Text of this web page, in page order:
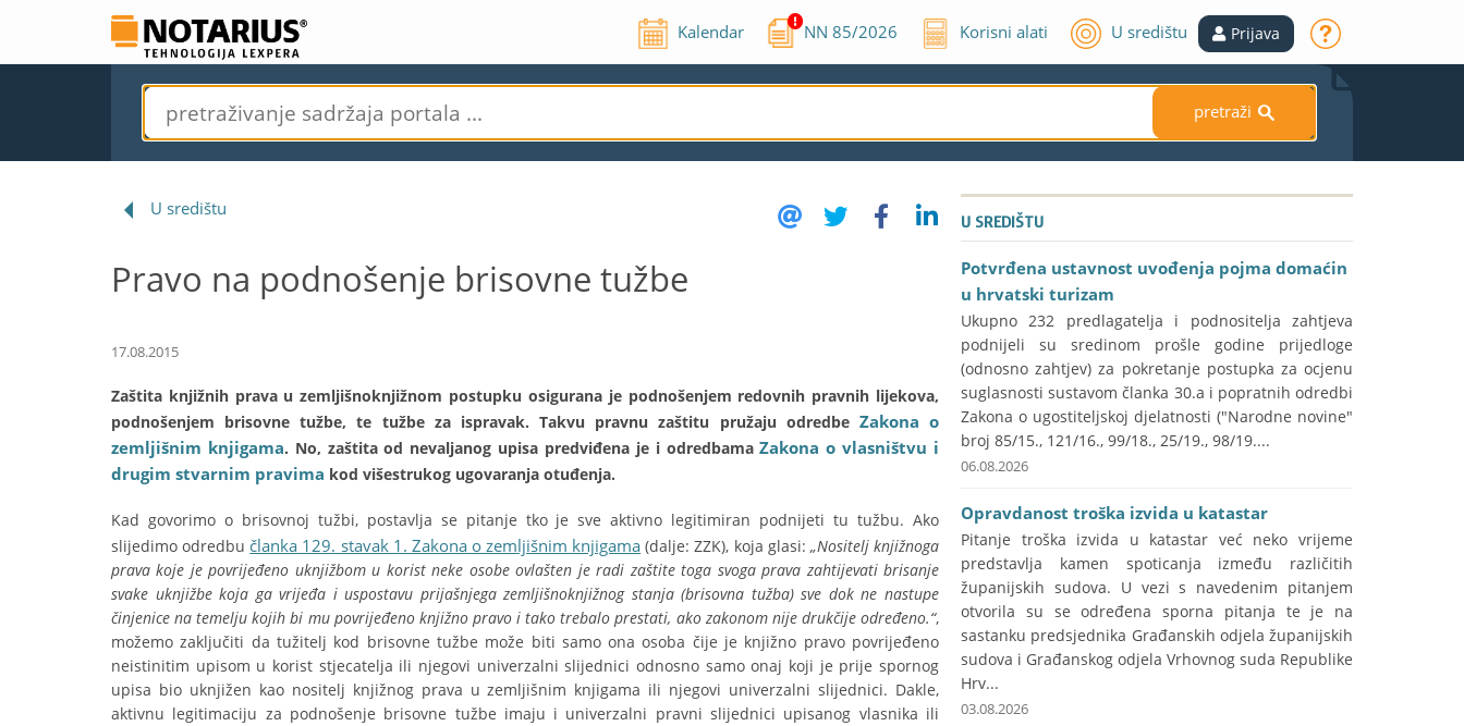
Kalendar NN85/2026 Korisni alati U središtu Prijava
pretraži S
U središtu
Pravo na podnošenje brisovne tužbe
17.08.2015
Zaštita knjižnih prava u zemljišnoknjižnom postupku osigurana je podnošenjem redovnih pravnih lijekova,
podnošenjem brisovne tužbe, te tužbe za ispravak. Takvu pravnu zaštitu pružaju odredbe Zakona o
zemljišnim knjigama. No, zaštita od nevaljanog upisa predviđena je i odredbamaZakona o vlasništvu i
drugim stvarnim pravima kod višestrukog ugovaranja otuđenja.
Kad govorimo o brisovnoj tužbi, postavlja se pitanje tko je sve aktivno legitimiran podnijeti tu tužbu. Ako
slijedimo odredbu članka 129. stavak 1. Zakona o zemljišnim knjigama (dalje: ZZK), koja glasi: „Nositelj knjižnoga
prava koje je povrijeđeno uknjižbom u korist neke osobe ovlašten je radi zaštite toga svoga prava zahtijevati brisanje
svake uknjižbe koja ga vrijeđa i uspostavu prijašnjega zemljišnoknjižnog stanja (brisovna tužba) sve dok ne nastupe
činjenice na temelju kojih bi mu povrijeđeno knjižno pravo i tako trebalo prestati, ako zakonom nije drukčije određeno.“,
možemo zaključiti da tužitelj kod brisovne tužbe može biti samo ona osoba čije je knjižno pravo povrijeđeno
neistinitim upisom u korist stjecatelja ili njegovi univerzalni slijednici odnosno samo onaj koji je prije spornog
upisa bio uknjižen kao nositelj knjižnog prava u zemljišnim knjigama ili njegovi univerzalni slijednici. Dakle,
aktivnu legitimaciju za podnošenje brisovne tužbe imaju i univerzalni pravni slijednici upisanog vlasnika ili
U SREDIŠTU
Potvrđena ustavnost uvođenja pojma domaćin
u hrvatski turizam
Ukupno 232 predlagatelja i podnositelja zahtjeva
podnijeli su sredinom prošle godine prijedloge
(odnosno zahtjev) za pokretanje postupka za ocjenu
suglasnosti sustavom članka 30.a i popratnih odredbi
Zakona o ugostiteljskoj djelatnosti ("Narodne novine"
broj 85/15., 121/16., 99/18., 25/19., 98/19....
06.08.2026
Opravdanost troška izvida u katastar
Pitanje troška izvida u katastar već neko vrijeme
predstavlja kamen spoticanja između različitih
županijskih sudova. U vezi s navedenim pitanjem
otvorila su se određena sporna pitanja te je na
sastanku predsjednika Građanskih odjela županijskih
sudova i Građanskog odjela Vrhovnog suda Republike
Hrv...
03.08.2026